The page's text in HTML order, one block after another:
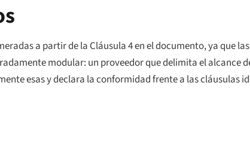
a partir de la Cláusula 4 en el documento, ya que
modular: un proveedor que delimita el alcance
esas y declara la conformidad frente a las cláusulas